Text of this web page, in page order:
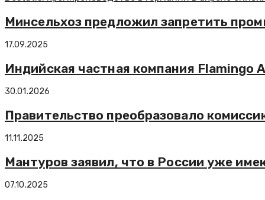
Минсельхоз предложил запретить
17.09.2025
Индийская частная компания Flamingo
30.01.2026
Правительство преобразовало
11.11.2025
Мантуров заявил, что в России уже
07.10.2025